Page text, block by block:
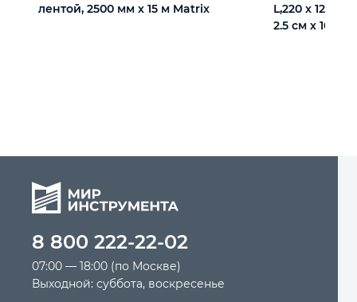
лентой, 2500 мм х 15 м Matrix
L,220 x 120
2.5 см х 10 м
8 800 222-22-02
07:00 — 18:00 (по Москве)
Выходной: суббота, воскресенье